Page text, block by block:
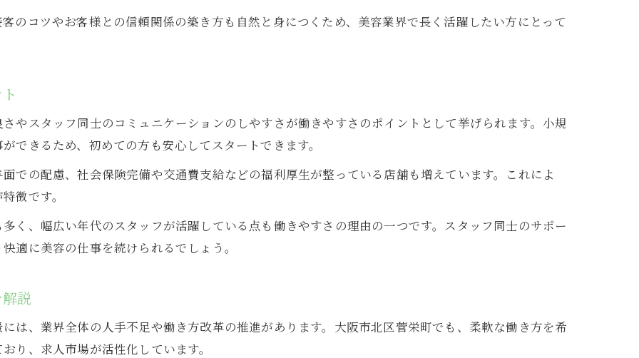
美容院パート勤務が次のステップにつながる理由
美容院勤務で収入を増やす具体的な方法とは
美容院パートが目指せる手取りアップ術
美容院パート勤務で得られる主なメリットとは
美容院パート勤務で感じるやりがいのポイント
のコツやお客様との信頼関係の築き方も自然と身につくため、美容業界で長く活躍したい方にとって
やスタッフ同士のコミュニケーションのしやすさが働きやすさのポイントとして挙げられます。小規
できるため、初めての方も安心してスタートできます。
での配慮、社会保険完備や交通費支給などの福利厚生が整っている店舗も増えています。これによ
徴です。
く、幅広い年代のスタッフが活躍している点も働きやすさの理由の一つです。スタッフ同士のサポー
適に美容の仕事を続けられるでしょう。
説
は、業界全体の人手不足や働き方改革の推進があります。大阪市北区菅栄町でも、柔軟な働き方を希
り、求人市場が活性化しています。